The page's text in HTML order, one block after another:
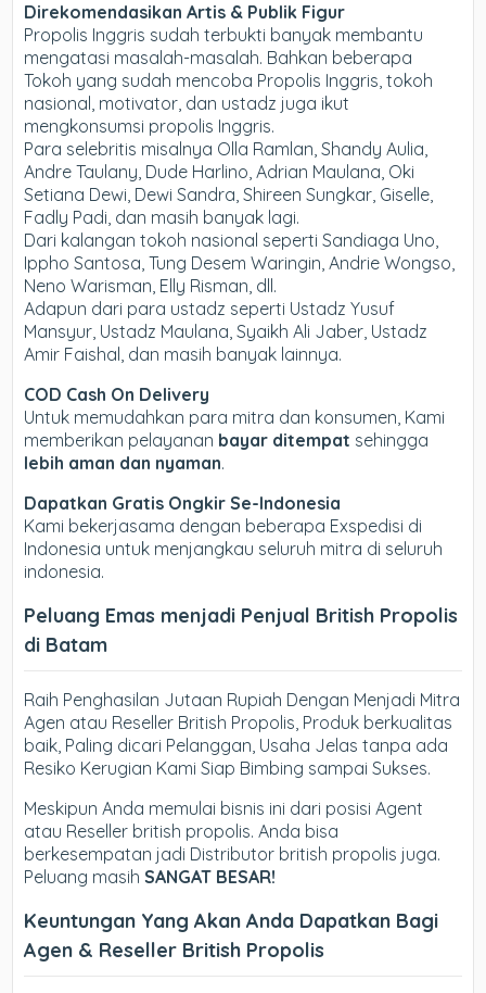
Direkomendasikan Artis & Publik Figur
Propolis Inggris sudah terbukti banyak membantu
mengatasi masalah-masalah. Bahkan beberapa
Tokoh yang sudah mencoba Propolis Inggris, tokoh
nasional, motivator, dan ustadz juga ikut
mengkonsumsi propolis Inggris.
Para selebritis misalnya Olla Ramlan, Shandy Aulia,
Andre Taulany, Dude Harlino, Adrian Maulana, Oki
Setiana Dewi, Dewi Sandra, Shireen Sungkar, Giselle,
Fadly Padi, dan masih banyak lagi.
Dari kalangan tokoh nasional seperti Sandiaga Uno,
Ippho Santosa, Tung Desem Waringin, Andrie Wongso,
Neno Warisman, Elly Risman, dll.
Adapun dari para ustadz seperti Ustadz Yusuf
Mansyur, Ustadz Maulana, Syaikh Ali Jaber, Ustadz
Amir Faishal, dan masih banyak lainnya.
COD Cash On Delivery
Untuk memudahkan para mitra dan konsumen, Kami
memberikan pelayanan bayar ditempat sehingga
lebih aman dan nyaman.
Dapatkan Gratis Ongkir Se-Indonesia
Kami bekerjasama dengan beberapa Exspedisi di
Indonesia untuk menjangkau seluruh mitra di seluruh
indonesia.
Peluang Emas menjadi Penjual British Propolis
di Batam
Raih Penghasilan Jutaan Rupiah Dengan Menjadi Mitra
Agen atau Reseller British Propolis, Produk berkualitas
baik, Paling dicari Pelanggan, Usaha Jelas tanpa ada
Resiko Kerugian Kami Siap Bimbing sampai Sukses.
Meskipun Anda memulai bisnis ini dari posisi Agent
atau Reseller british propolis. Anda bisa
berkesempatan jadi Distributor british propolis juga.
Peluang masihSANGAT BESAR!
Keuntungan Yang Akan Anda Dapatkan Bagi
Agen & Reseller British Propolis